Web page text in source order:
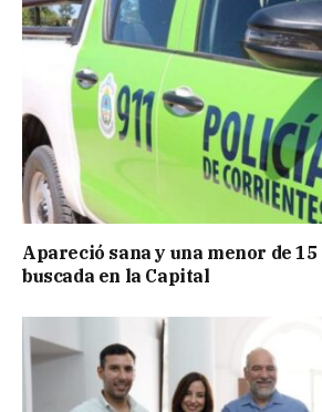
Apareció sana y una menor de
buscada en la Capital